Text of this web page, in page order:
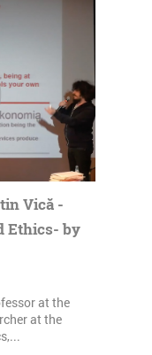
Vică -
Ethics- by
at the
at the